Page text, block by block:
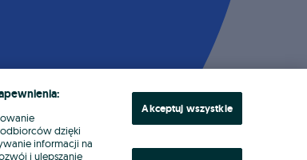
dzięki
informacji na
i ulepszanie
Akceptuj wszystkie